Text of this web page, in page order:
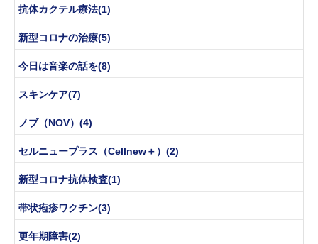
抗体カクテル療法(1)
新型コロナの治療(5)
今日は音楽の話を(8)
スキンケア(7)
ノブ（NOV）(4)
セルニュープラス（Cellnew＋）(2)
新型コロナ抗体検査(1)
帯状疱疹ワクチン(3)
更年期障害(2)